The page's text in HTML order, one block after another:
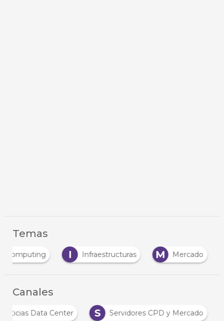
Temas
Computing I Infraestructuras M Mercado
Canales
N
Noticias Data Center S Servidores CPD y